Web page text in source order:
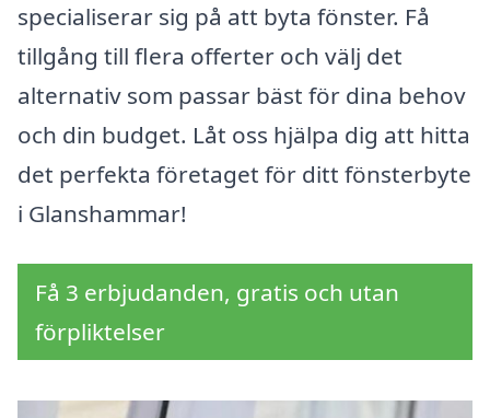
specialiserar sig på att byta fönster. Få
tillgång till flera offerter och välj det
alternativ som passar bäst för dina behov
och din budget. Låt oss hjälpa dig att hitta
det perfekta företaget för ditt fönsterbyte
i Glanshammar!
Få 3 erbjudanden, gratis och utan
förpliktelser